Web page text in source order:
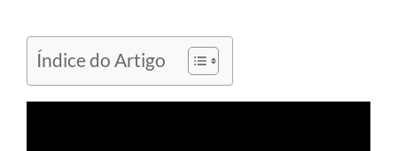
Índice do Artigo